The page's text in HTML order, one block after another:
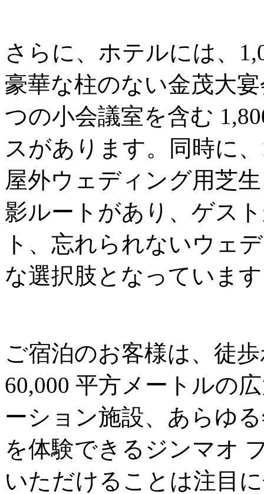
さらに、ホテルには、
豪華な柱のない金茂大
つの小会議室を含む
スがあります。同時に
屋外ウェディング用芝
影ルートがあり、ゲス
ト、忘れられないウェ
な選択肢となっていま
ご宿泊のお客様は、徒
60,000 平方メートルの
ーション施設、あらゆ
を体験できるジンマオ
いただけることは注目